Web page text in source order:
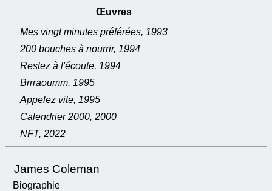
Œuvres
Mes vingt minutes préférées, 1993
200 bouches à nourrir, 1994
Restez à l'écoute, 1994
Brrraoumm, 1995
Appelez vite, 1995
Calendrier 2000, 2000
NFT, 2022
James Coleman
Biographie